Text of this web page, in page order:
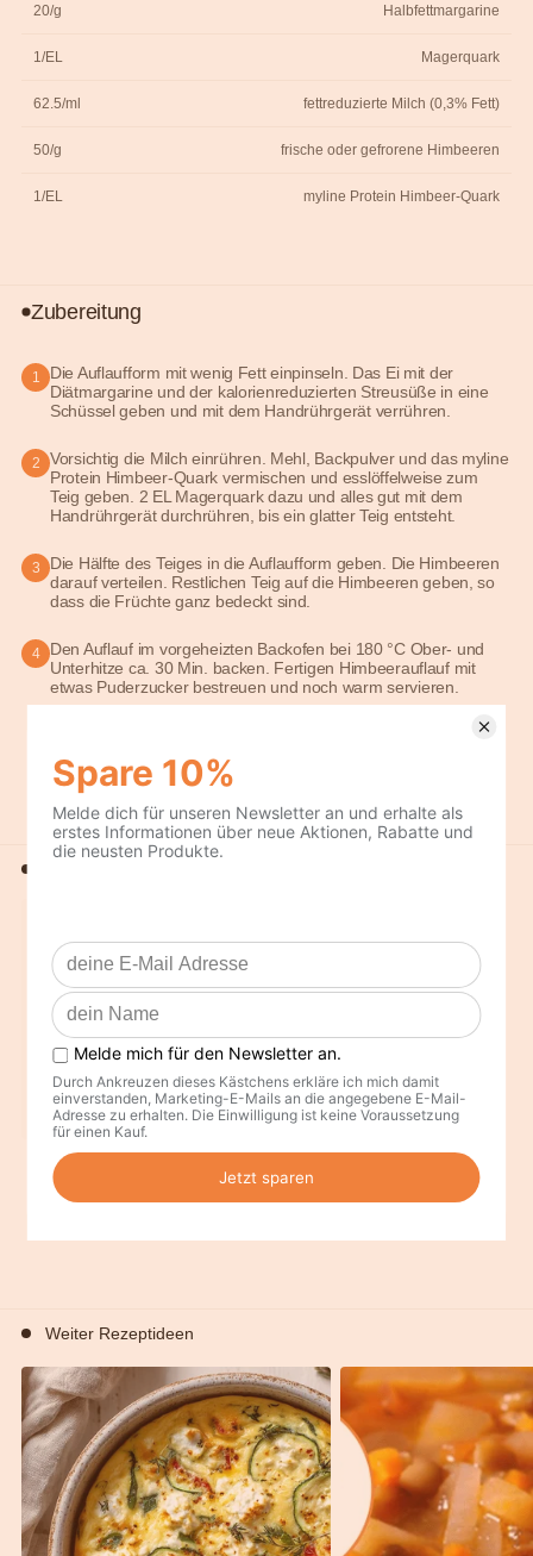
20/g Halbfettmargarine
1/EL Magerquark
62.5/ml fettreduzierte Milch (0,3% Fett)
50/g frische oder gefrorene Himbeeren
1/EL myline Protein Himbeer-Quark
Zubereitung
1
Die Auflaufform mit wenig Fett einpinseln. Das Ei mit der
Diätmargarine und der kalorienreduzierten Streusüße in eine
Schüssel geben und mit dem Handrührgerät verrühren.
2
Vorsichtig die Milch einrühren. Mehl, Backpulver und das myline
Protein Himbeer-Quark vermischen und esslöffelweise zum
Teig geben. 2 EL Magerquark dazu und alles gut mit dem
Handrührgerät durchrühren, bis ein glatter Teig entsteht.
3
Die Hälfte des Teiges in die Auflaufform geben. Die Himbeeren
darauf verteilen. Restlichen Teig auf die Himbeeren geben, so
dass die Früchte ganz bedeckt sind.
4
Den Auflauf im vorgeheizten Backofen bei 180 °C Ober- und
Unterhitze ca. 30 Min. backen. Fertigen Himbeerauflauf mit
etwas Puderzucker bestreuen und noch warm servieren.
Schmeckt warm, aber auch kalt sehr lecker!
Protein Himbeer-Quark
Weiter Rezeptideen